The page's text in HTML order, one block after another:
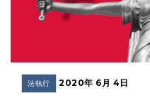
法執行 2020年 6月 4日